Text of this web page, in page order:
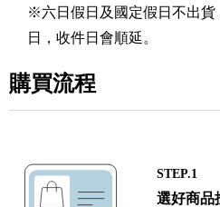
※六日假日及國定假日不出貨
日，收件日會順延。
購買流程
STEP.1
選好商品